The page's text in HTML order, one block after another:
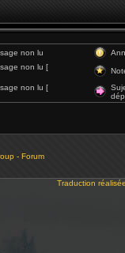
non lu
non lu [
non lu [
- Forum
Traduction